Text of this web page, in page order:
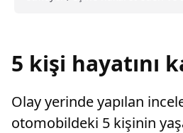
5 kişi hayatını
Olay yerinde yapılan
otomobildeki 5 kişinin